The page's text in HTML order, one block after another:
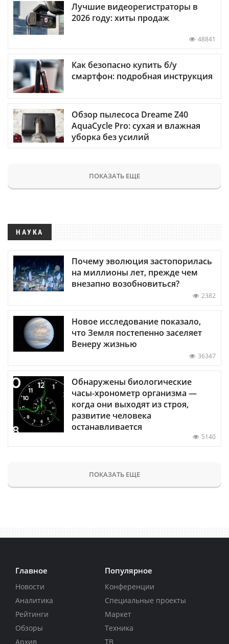
Лучшие видеорегистраторы в
2026 году: хиты продаж
48841
Как безопасно купить б/у
смартфон: подробная инструкция
Обзор пылесоса Dreame Z40
AquaCycle Pro: сухая и влажная
уборка без усилий
ПОКАЗАТЬ ЕЩЕ
НАУКА
Почему эволюция застопорилась
на миллионы лет, прежде чем
внезапно возобновиться?
2382
Новое исследование показало,
что Земля постепенно заселяет
Венеру жизнью
36347
Обнаружены биологические
часы-хронометр организма —
когда они выходят из строя,
развитие человека
останавливается
5140
ПОКАЗАТЬ ЕЩЕ
Главное
Новости
Аналитика
Рейтинги
Обзоры
Архив
Популярное
Конференции
Специальные проекты
Маркет
Техника
ТВ